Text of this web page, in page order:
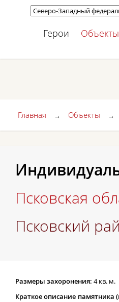
Герои Объекты
Главная → Объекты →
Псковская
Псковский
Размеры захоронения: 4 кв. м.
Краткое описание памятника